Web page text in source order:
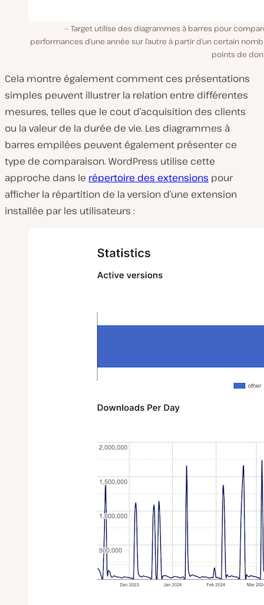
Target utilise des diagrammes à barres pour
performances d’une année sur l’autre à partir d’un certain
points de
Cela montre également comment ces présentations
simples peuvent illustrer la relation entre différentes
mesures, telles que le cout d’acquisition des clients
ou la valeur de la durée de vie. Les diagrammes à
barres empilées peuvent également présenter ce
type de comparaison. WordPress utilise cette
approche dans le répertoire des extensions pour
afficher la répartition de la version d’une extension
installée par les utilisateurs :